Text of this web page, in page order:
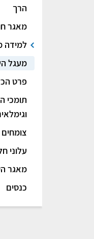
הרך
מאגר
למידה
מעגל
פרט
תומכי
עלוני
מאגר
כנסים